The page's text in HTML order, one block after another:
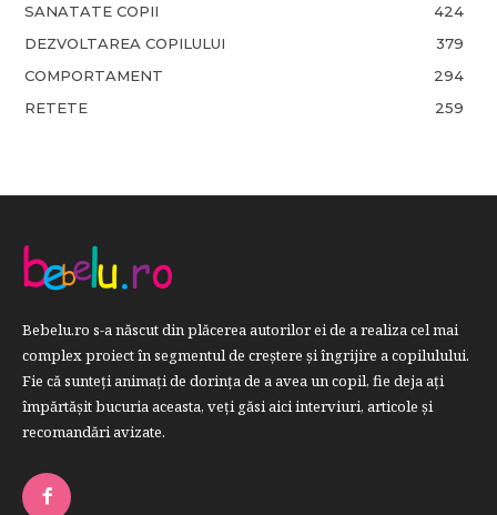
SANATATE COPII
424
DEZVOLTAREA COPILULUI
379
COMPORTAMENT
294
RETETE
259
Bebelu.ro s-a născut din plăcerea autorilor ei de a realiza cel mai
complex proiect în segmentul de creştere şi îngrijire a copilulului.
Fie că sunteţi animaţi de dorinţa de a avea un copil, fie deja aţi
împărtăşit bucuria aceasta, veți găsi aici interviuri, articole şi
recomandări avizate.